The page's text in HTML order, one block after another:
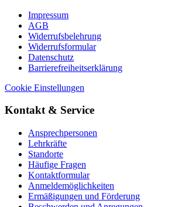
Impressum
AGB
Widerrufsbelehrung
Widerrufsformular
Datenschutz
Barrierefreiheitserklärung
Cookie Einstellungen
Kontakt & Service
Ansprechpersonen
Lehrkräfte
Standorte
Häufige Fragen
Kontaktformular
Anmeldemöglichkeiten
Ermäßigungen und Förderung